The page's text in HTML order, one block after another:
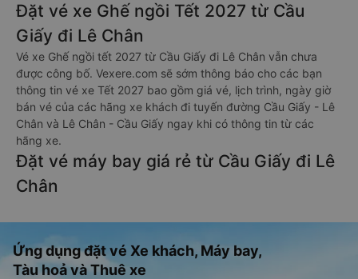
Đặt vé xe Ghế ngồi Tết 2027 từ Cầu
Giấy đi Lê Chân
Vé xe Ghế ngồi tết 2027 từ Cầu Giấy đi Lê Chân vẫn chưa
được công bố. Vexere.com sẽ sớm thông báo cho các bạn
thông tin vé xe Tết 2027 bao gồm giá vé, lịch trình, ngày giờ
bán vé của các hãng xe khách đi tuyến đường Cầu Giấy - Lê
Chân và Lê Chân - Cầu Giấy ngay khi có thông tin từ các
hãng xe.
Đặt vé máy bay giá rẻ từ Cầu Giấy đi Lê
Chân
Ứng dụng đặt vé Xe khách, Máy bay,
Tàu hoả và Thuê xe